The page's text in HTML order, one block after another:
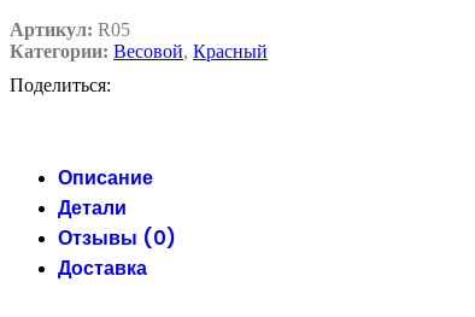
Артикул: R05
Категории: Весовой, Красный
Поделиться:
Описание
Детали
Отзывы (0)
Доставка